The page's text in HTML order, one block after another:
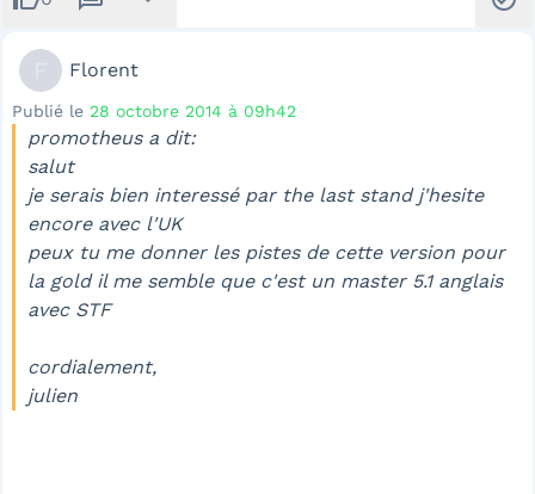
Florent
Publié le 28 octobre 2014 à 09h42
promotheus a dit:
salut
je serais bien interessé par the last stand j'hesite
encore avec l'UK
peux tu me donner les pistes de cette version pour
la gold il me semble que c'est un master 5.1 anglais
avec STF
cordialement,
julien